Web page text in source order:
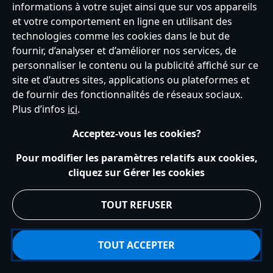
de nombreux autres articles de notre collection Cars. Tous ces
produits sont parfaits pour toute occasion, tant pour vos enfants que
pour les collectionneurs enthousiastes de tout âge.
France
Service clients Conditions d’utilisation
Politique de cookies
Notice relative à la confidentialité
s172 Statements
Accessibility
informations à votre sujet ainsi que sur vos appareils
et votre comportement en ligne en utilisant des
technologies comme les cookies dans le but de
fournir, d’analyser et d’améliorer nos services, de
personnaliser le contenu ou la publicité affiché sur ce
site et d’autres sites, applications ou plateformes et
de fournir des fonctionnalités de réseaux sociaux.
Plus d’infos ici.
Acceptez-vous les cookies?
Pour modifier les paramètres relatifs aux cookies,
cliquez sur Gérer les cookies
TOUT REFUSER
TOUT ACCEPTER